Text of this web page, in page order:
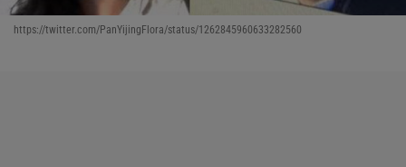
https://twitter.com/PanYijingFlora/status/1262845960633282560